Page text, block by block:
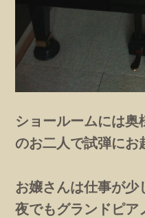
ショールームには
のお二人で試弾にお
お嬢さんは仕事が少
夜でもグランドピア